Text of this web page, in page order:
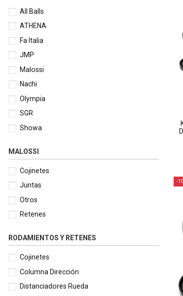
-
All Balls
ATHENA
Fa Italia
JMP
Malossi
Nachi
Olympia
SGR
Showa
MALOSSI
Cojinetes
Juntas
Otros
Retenes
RODAMIENTOS Y RETENES
Cojinetes
Columna Dirección
Distanciadores Rueda